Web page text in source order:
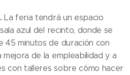
La feria tendrá un espacio
azul del recinto, donde se
45 minutos de duración con
de la empleabilidad y a
con talleres sobre cómo hacer